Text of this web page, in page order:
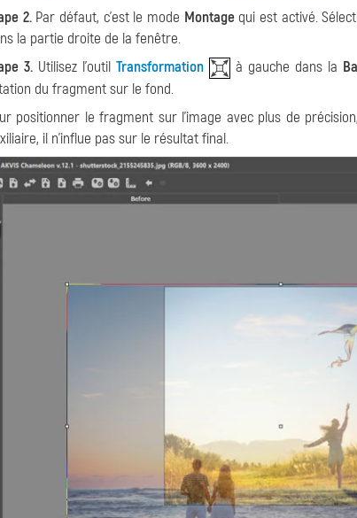
2.Par défaut, c'est le mode Montagequi est activé.
la partie droite de la fenêtre.
3. Utilisez l'outil Transformation à gauche dans la
du fragment sur le fond.
positionner le fragment sur l'image avec plus de
il n'influe pas sur le résultat final.